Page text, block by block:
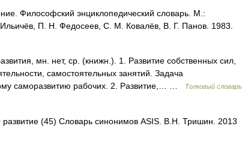
Философский энциклопедический словарь. М.:
П. Н. Федосеев, С. М. Ковалёв, В. Г. Панов. 1983.
мн. нет, ср. (книжн.). 1. Развитие собственных сил,
самостоятельных занятий. Задача
саморазвитию рабочих. 2. Развитие,… …
Толковый словарь
(45) Словарь синонимов ASIS. В.Н. Тришин. 2013